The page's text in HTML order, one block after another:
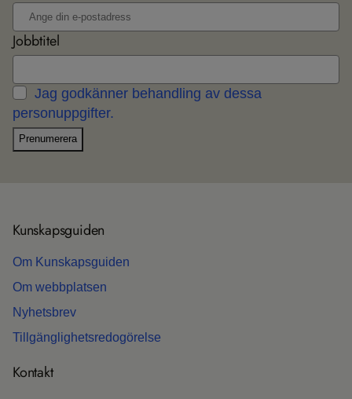
Jobbtitel
Jag godkänner behandling av dessa
personuppgifter.
Prenumerera
Kun­skaps­gui­den
Om Kun­skaps­gui­den
Om webb­plat­sen
Nyhets­b­rev
Till­gäng­lig­hets­re­do­gö­relse
Kon­takt